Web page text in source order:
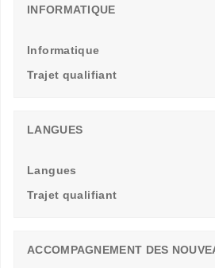
INFORMATIQUE
Informatique
Trajet qualifiant
LANGUES
Langues
Trajet qualifiant
ACCOMPAGNEMENT DES